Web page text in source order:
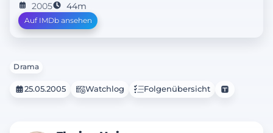
2005 44m
Auf IMDb ansehen
Drama
25.05.2005 Watchlog Folgenübersicht